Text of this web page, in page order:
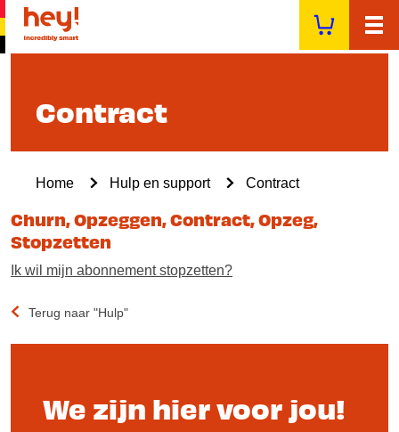
Overslaan
naar
Contract
Kruimelpad
Home Hulp en support Contract
Churn, Opzeggen, Contract, Opzeg,
Stopzetten
Ik wil mijn abonnement stopzetten?
Terug naar "Hulp"
We zijn hier voor jou!